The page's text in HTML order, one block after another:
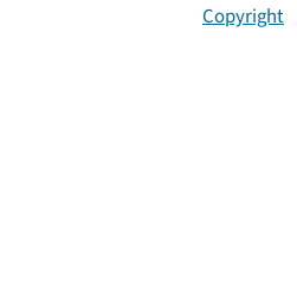
Copyright